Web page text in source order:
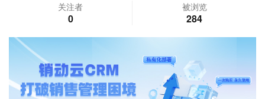
关注者
0
被浏览
284